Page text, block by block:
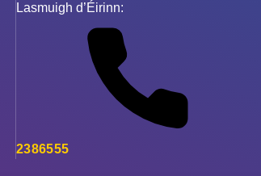
Lasmuigh d’Éirinn:
2386555